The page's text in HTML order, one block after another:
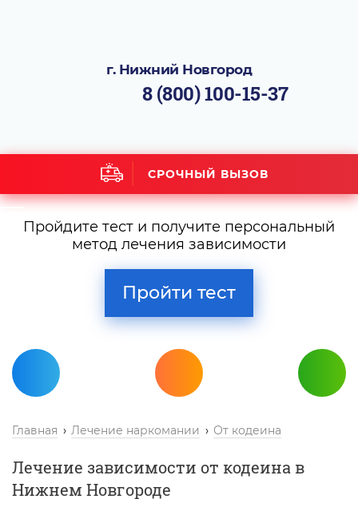
г. Нижний Новгород
8 (800) 100-15-37
СРОЧНЫЙ ВЫЗОВ
Пройдите тест и получите персональный
метод лечения зависимости
Пройти тест
Главная Лечение наркомании От кодеина
Лечение зависимости от кодеина в
Нижнем Новгороде